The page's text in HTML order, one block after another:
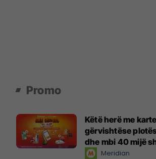
Promo
Këtë herë me
gërvishtëse
dhe mbi 40 mijë
instant!Meridian